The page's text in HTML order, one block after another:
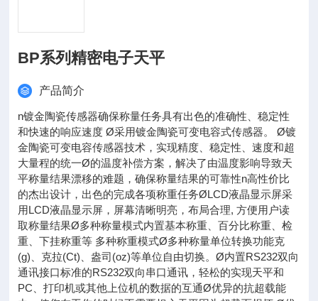
BP系列精密电子天平
产品简介
n镀金陶瓷传感器确保称量任务具有出色的准确性、稳定性
和快速的响应速度 Ø采用镀金陶瓷可变电容式传感器。 Ø镀
金陶瓷可变电容传感器技术，实现精度、稳定性、速度和超
大量程的统一Ø的温度补偿方案，解决了由温度影响导致天
平称量结果漂移的难题，确保称量结果的可靠性n高性价比
的杰出设计，出色的完成各项称重任务ØLCD液晶显示屏采
用LCD液晶显示屏，屏幕清晰明亮，布局合理, 方便用户读
取称量结果Ø多种称量模式内置基本称重、百分比称重、检
重、下挂称重等 多种称重模式Ø多种称量单位转换功能克
(g)、克拉(Ct)、盎司(oz)等单位自由切换。Ø内置RS232双向
通讯接口标准的RS232双向串口通讯，轻松的实现天平和
PC、打印机或其他上位机的数据的互通Ø优异的抗超载能